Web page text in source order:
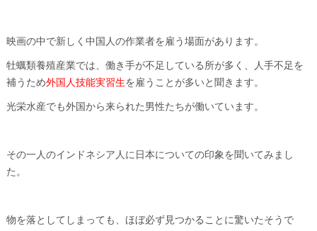
映画の中で新しく中国人の作業者を雇う場面があります。
牡蠣類養殖産業では、働き手が不足している所が多く、人手不足を
補うため外国人技能実習生を雇うことが多いと聞きます。
光栄水産でも外国から来られた男性たちが働いています。
その一人のインドネシア人に日本についての印象を聞いてみまし
た。
物を落としてしまっても、ほぼ必ず見つかることに驚いたそうで